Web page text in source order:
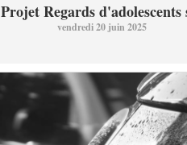
Projet Regards d'adolescents
vendredi 20 juin 2025